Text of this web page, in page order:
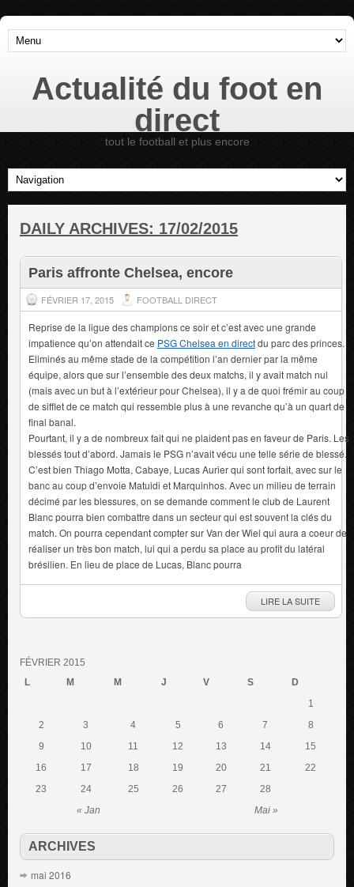
Actualité du foot en
direct
tout le football et plus encore
DAILY ARCHIVES: 17/02/2015
Paris affronte Chelsea, encore
FÉVRIER 17, 2015 FOOTBALL DIRECT
Reprise de la ligue des champions ce soir et c’est avec une grande
impatience qu’on attendait ce PSG Chelsea en directdu parc des princes.
Eliminés au même stade de la compétition l’an dernier par la même
équipe, alors que sur l’ensemble des deux matchs, il y avait match nul
(mais avec un but à l’extérieur pour Chelsea), il y a de quoi frémir au coup
de sifflet de ce match qui ressemble plus à une revanche qu’à un quart de
final banal.
Pourtant, il y a de nombreux fait qui ne plaident pas en faveur de Paris. Les
blessés tout d’abord. Jamais le PSG n’avait vécu une telle série de blessé.
C’est bien Thiago Motta, Cabaye, Lucas Aurier qui sont forfait, avec sur le
banc au coup d’envoie Matuidi et Marquinhos. Avec un milieu de terrain
décimé par les blessures, on se demande comment le club de Laurent
Blanc pourra bien combattre dans un secteur qui est souvent la clés du
match. On pourra cependant compter sur Van der Wiel qui aura a coeur de
réaliser un très bon match, lui qui a perdu sa place au profit du latéral
brésilien. En lieu de place de Lucas, Blanc pourra
LIRE LA SUITE
FÉVRIER 2015
L
M M J V S D
« Jan Mai »
1
2
3 4 5 6 7
8
9
10 11 12 13 14
15
16
17 18 19 20 21
22
23
24 25 26 27 28
ARCHIVES
mai 2016